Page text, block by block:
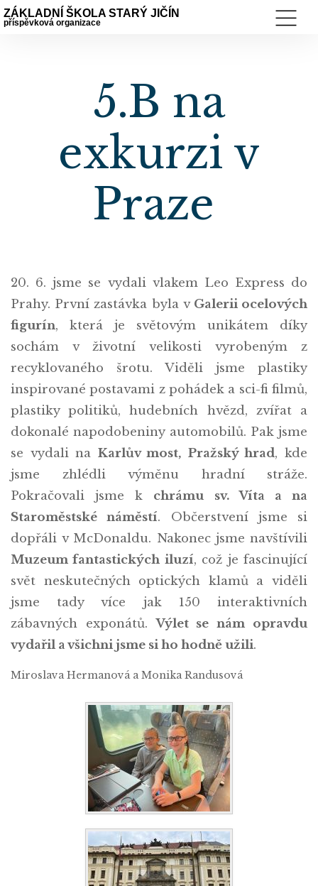
ZÁKLADNÍ ŠKOLA STARÝ JIČÍN
příspěvková organizace
5.B na
exkurzi v
Praze
20. 6. jsme se vydali vlakem Leo Express do
Prahy. První zastávka byla v Galerii ocelových
figurín, která je světovým unikátem díky
sochám v životní velikosti vyrobeným z
recyklovaného šrotu. Viděli jsme plastiky
inspirované postavami z pohádek a sci-fi filmů,
plastiky politiků, hudebních hvězd, zvířat a
dokonalé napodobeniny automobilů. Pak jsme
se vydali na Karlův most, Pražský hrad, kde
jsme zhlédli výměnu hradní stráže.
Pokračovali jsme k chrámu sv. Víta a na
Staroměstské náměstí. Občerstvení jsme si
dopřáli v McDonaldu. Nakonec jsme navštívili
Muzeum fantastických iluzí, což je fascinující
svět neskutečných optických klamů a viděli
jsme tady více jak 150 interaktivních
zábavných exponátů.Výlet se nám opravdu
vydařil a všichni jsme si ho hodně užili.
Miroslava Hermanová a Monika Randusová